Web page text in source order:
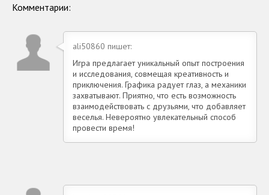
Комментарии:
ali50860 пишет:
Игра предлагает уникальный опыт построения
и исследования, совмещая креативность и
приключения. Графика радует глаз, а механики
захватывают. Приятно, что есть возможность
взаимодействовать с друзьями, что добавляет
веселья. Невероятно увлекательный способ
провести время!